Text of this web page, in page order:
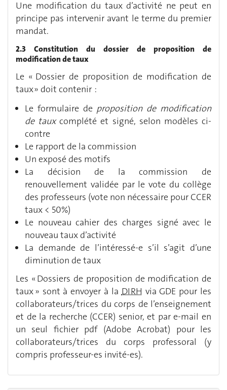
Une modification du taux d’activité ne peut en
principe pas intervenir avant le terme du premier
mandat.
2.3 Constitution du dossier de proposition de
modification de taux
Le « Dossier de proposition de modification de
taux » doit contenir :
Le formulaire de proposition de modification
de tauxcomplété et signé, selon modèles ci-
contre
Le rapport de la commission
Un exposé des motifs
La décision de la commission de
renouvellement validée par le vote du collège
des professeurs (vote non nécessaire pour CCER
taux < 50%)
Le nouveau cahier des charges signé avec le
nouveau taux d’activité
La demande de l’intéressé-e s’il s’agit d’une
diminution de taux
Les « Dossiers de proposition de modification de
taux » sont à envoyer à la DIRH via GDE pour les
collaborateurs/trices du corps de l’enseignement
et de la recherche (CCER) senior, et par e-mail en
un seul fichier pdf (Adobe Acrobat) pour les
collaborateurs/trices du corps professoral (y
compris professeur-es invité-es).